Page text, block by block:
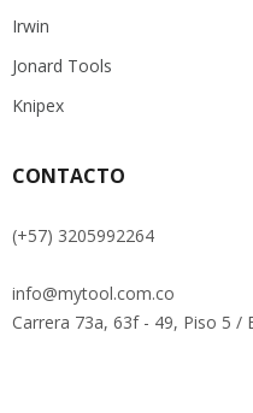
Irwin
Jonard Tools
Knipex
CONTACTO
(+57) 3205992264
info@mytool.com.co
Carrera 73a, 63f - 49, Piso 5 /